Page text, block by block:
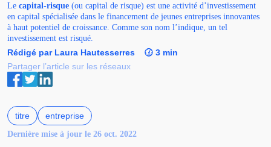
Le capital-risque (ou capital de risque) est une activité d’investissement
en capital spécialisée dans le financement de jeunes entreprises innovantes
à haut potentiel de croissance. Comme son nom l’indique, un tel
investissement est risqué.
Rédigé par Laura Hautesserres
🕜 3 min
Partager l’article sur les réseaux
titre entreprise
Dernière mise à jour le 26 oct. 2022